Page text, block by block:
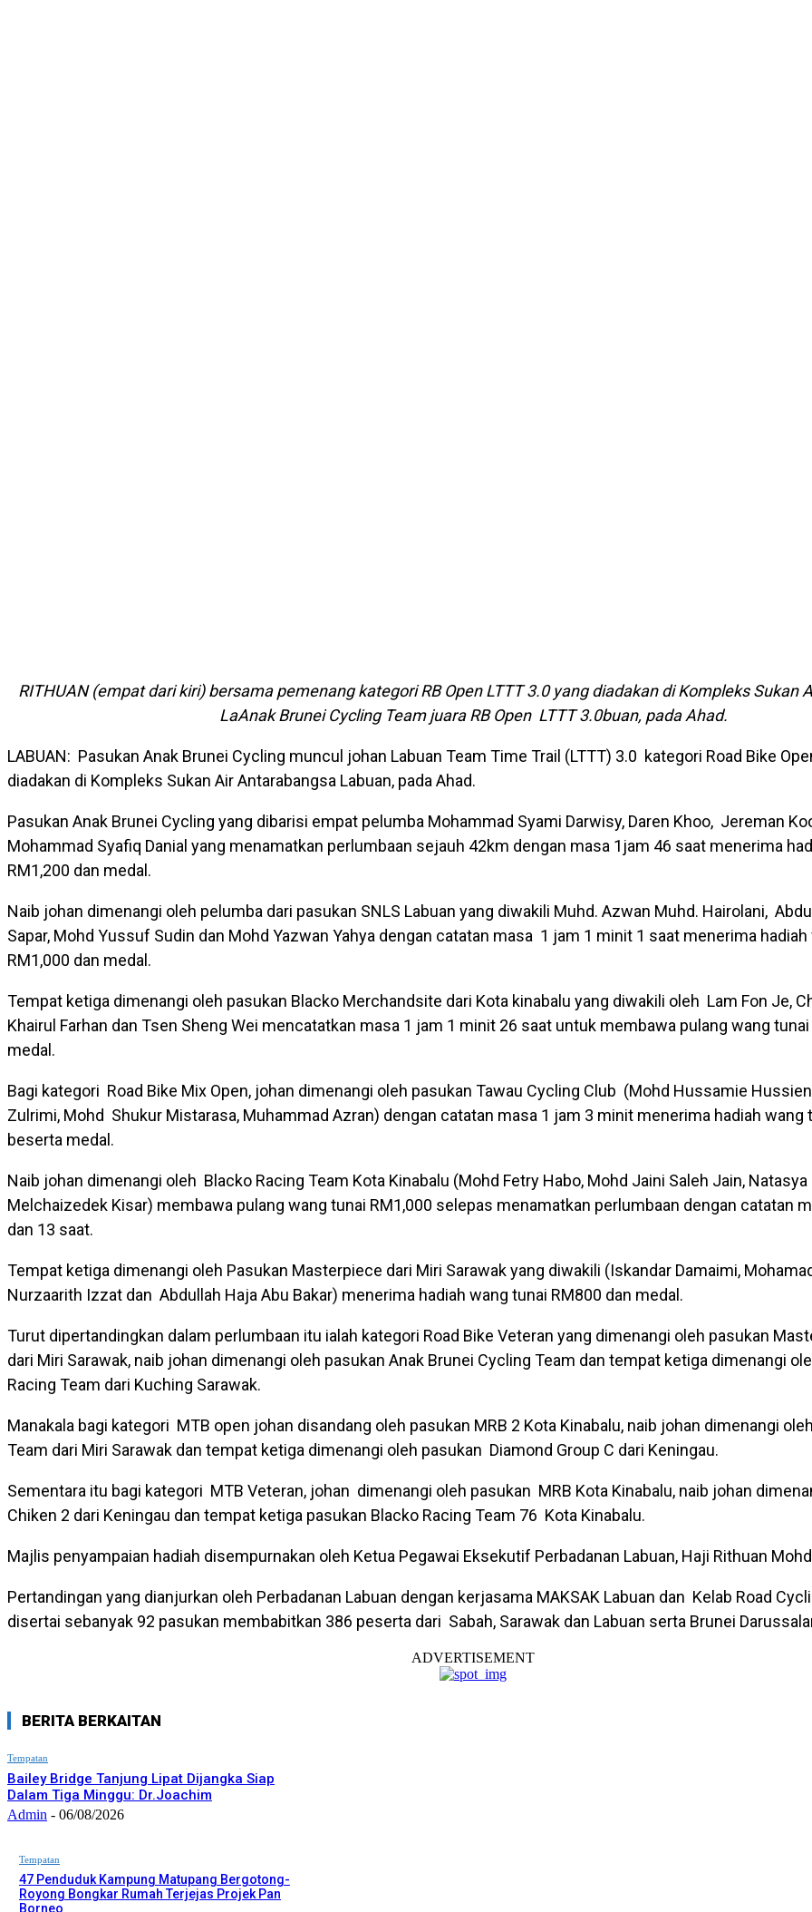
RITHUAN (empat dari kiri) bersama pemenang kategori RB Open LTTT 3.0 yang diadakan di Kompleks Sukan
LaAnak Brunei Cycling Team juara RB Open LTTT 3.0buan, pada Ahad.
LABUAN: Pasukan Anak Brunei Cycling muncul johan Labuan Team Time Trail (LTTT) 3.0 kategori Road Bike
diadakan di Kompleks Sukan Air Antarabangsa Labuan, pada Ahad.
Pasukan Anak Brunei Cycling yang dibarisi empat pelumba Mohammad Syami Darwisy, Daren Khoo, Jereman
Mohammad Syafiq Danial yang menamatkan perlumbaan sejauh 42km dengan masa 1jam 46 saat menerima
RM1,200 dan medal.
Naib johan dimenangi oleh pelumba dari pasukan SNLS Labuan yang diwakili Muhd. Azwan Muhd. Hairolani,
Sapar, Mohd Yussuf Sudin dan Mohd Yazwan Yahya dengan catatan masa 1 jam 1 minit 1 saat menerima
RM1,000 dan medal.
Tempat ketiga dimenangi oleh pasukan Blacko Merchandsite dari Kota kinabalu yang diwakili oleh Lam Fon Je,
Khairul Farhan dan Tsen Sheng Wei mencatatkan masa 1 jam 1 minit 26 saat untuk membawa pulang wang tunai
medal.
Bagi kategori Road Bike Mix Open, johan dimenangi oleh pasukan Tawau Cycling Club (Mohd Hussamie
Zulrimi, Mohd Shukur Mistarasa, Muhammad Azran) dengan catatan masa 1 jam 3 minit menerima hadiah wang
beserta medal.
Naib johan dimenangi oleh Blacko Racing Team Kota Kinabalu (Mohd Fetry Habo, Mohd Jaini Saleh Jain, Natasya
Melchaizedek Kisar) membawa pulang wang tunai RM1,000 selepas menamatkan perlumbaan dengan catatan
dan 13 saat.
Tempat ketiga dimenangi oleh Pasukan Masterpiece dari Miri Sarawak yang diwakili (Iskandar Damaimi,
Nurzaarith Izzat dan Abdullah Haja Abu Bakar) menerima hadiah wang tunai RM800 dan medal.
Turut dipertandingkan dalam perlumbaan itu ialah kategori Road Bike Veteran yang dimenangi oleh pasukan
dari Miri Sarawak, naib johan dimenangi oleh pasukan Anak Brunei Cycling Team dan tempat ketiga dimenangi
Racing Team dari Kuching Sarawak.
Manakala bagi kategori MTB open johan disandang oleh pasukan MRB 2 Kota Kinabalu, naib johan dimenangi
Team dari Miri Sarawak dan tempat ketiga dimenangi oleh pasukan Diamond Group C dari Keningau.
Sementara itu bagi kategori MTB Veteran, johan dimenangi oleh pasukan MRB Kota Kinabalu, naib johan
Chiken 2 dari Keningau dan tempat ketiga pasukan Blacko Racing Team 76 Kota Kinabalu.
Majlis penyampaian hadiah disempurnakan oleh Ketua Pegawai Eksekutif Perbadanan Labuan, Haji Rithuan
Pertandingan yang dianjurkan oleh Perbadanan Labuan dengan kerjasama MAKSAK Labuan dan Kelab Road
disertai sebanyak 92 pasukan membabitkan 386 peserta dari Sabah, Sarawak dan Labuan serta Brunei
ADVERTISEMENT
BERITA BERKAITAN
Tempatan
Bailey Bridge Tanjung Lipat Dijangka Siap
Dalam Tiga Minggu: Dr.Joachim
Admin - 06/08/2026
Tempatan
47 Penduduk Kampung Matupang Bergotong-
Royong Bongkar Rumah Terjejas Projek Pan
Borneo